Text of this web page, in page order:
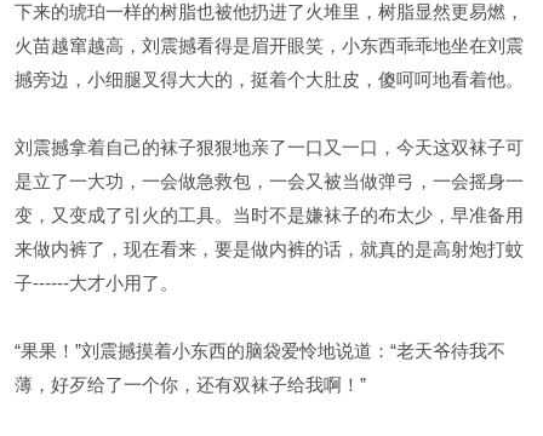
下来的琥珀一样的树脂也被他扔进了火堆里，树脂显然更易燃，
火苗越窜越高，刘震撼看得是眉开眼笑，小东西乖乖地坐在刘震
撼旁边，小细腿叉得大大的，挺着个大肚皮，傻呵呵地看着他。
刘震撼拿着自己的袜子狠狠地亲了一口又一口，今天这双袜子可
是立了一大功，一会做急救包，一会又被当做弹弓，一会摇身一
变，又变成了引火的工具。当时不是嫌袜子的布太少，早准备用
来做内裤了，现在看来，要是做内裤的话，就真的是高射炮打蚊
子------大才小用了。
“果果！”刘震撼摸着小东西的脑袋爱怜地说道：“老天爷待我不
薄，好歹给了一个你，还有双袜子给我啊！”